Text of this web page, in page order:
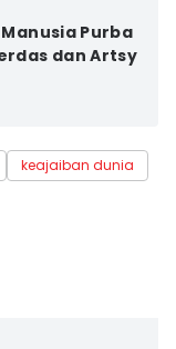
Purba
dan Artsy
keajaiban dunia